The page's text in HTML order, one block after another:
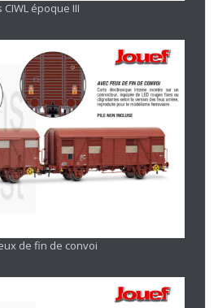
époque III
de fin de convoi